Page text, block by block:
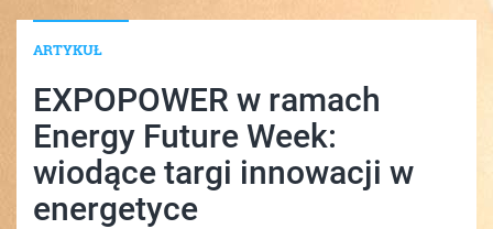
ARTYKUŁ
EXPOPOWER w ramach
Energy Future Week:
wiodące targi innowacji w
energetyce